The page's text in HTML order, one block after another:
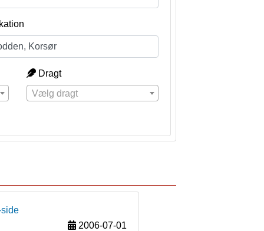
Dragt
Vælg dragt
2006-07-01